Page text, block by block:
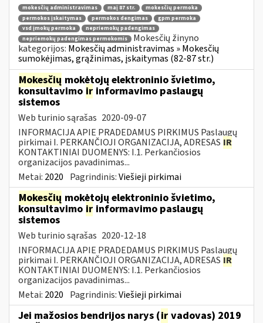
mokesčių administravimas maį 87 str.
mokesčių permoka
permokos įskaitymas
permokos dengimas
gpm permoka
vsd įmokų permoka
nepriemokų padengimas
nepriemokų padengimas permokomis
Mokesčių žinyno
kategorijos: Mokesčių administravimas » Mokesčių
sumokėjimas, grąžinimas, įskaitymas (82-87 str.)
Mokesčių mokėtojų elektroninio švietimo,
konsultavimo ir informavimo paslaugų
sistemos
Web turinio sąrašas 2020-09-07
INFORMACIJA APIE PRADEDAMUS PIRKIMUS Paslaugų
pirkimai I. PERKANČIOJI ORGANIZACIJA, ADRESAS IR
KONTAKTINIAI DUOMENYS: I.1. Perkančiosios
organizacijos pavadinimas...
Metai: 2020 Pagrindinis:Viešieji pirkimai
Mokesčių mokėtojų elektroninio švietimo,
konsultavimo ir informavimo paslaugų
sistemos
Web turinio sąrašas 2020-12-18
INFORMACIJA APIE PRADEDAMUS PIRKIMUS Paslaugų
pirkimai I. PERKANČIOJI ORGANIZACIJA, ADRESAS IR
KONTAKTINIAI DUOMENYS: I.1. Perkančiosios
organizacijos pavadinimas...
Metai: 2020 Pagrindinis:Viešieji pirkimai
Jei mažosios bendrijos narys (ir vadovas) 2019